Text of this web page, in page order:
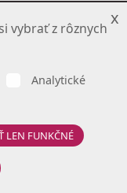
vybrať z rôznych
Analytické
LEN FUNKČNÉ
x